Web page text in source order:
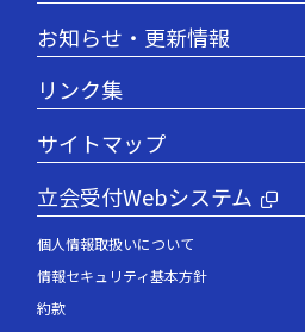
お知らせ・更新情報
リンク集
サイトマップ
立会受付Webシステム
個人情報取扱いについて
情報セキュリティ基本方針
約款